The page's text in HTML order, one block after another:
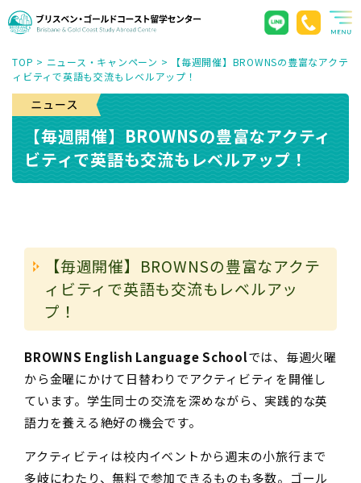
TOP > ニュース・キャンペーン >
【毎週開催】BROWNSの豊富なアクテ
ィビティで英語も交流もレベルアップ！
【毎週開催】BROWNSの豊富なアクティ
ビティで英語も交流もレベルアップ！
【毎週開催】BROWNSの豊富なアクテ
ィビティで英語も交流もレベルアッ
プ！
BROWNS English Language Schoolでは、 毎週火曜
から金曜にかけて日替わりでアクティビティを開催し
ています。学生同士の交流を深めながら、実践的な英
語力を養える絶好の機会です。
アクティビティは校内イベントから週末の小旅行まで
多岐にわたり、無料で参加できるものも多数。ゴール